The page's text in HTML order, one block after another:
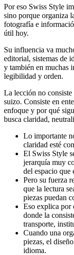
Por eso Swiss Style
sino porque organiza
fotografía e
útil hoy.
Su influencia va
editorial, sistemas de
y también en muchas
legibilidad y orden.
La lección no consiste
suizo. Consiste en
enfoque y por qué
busca claridad,
Lo importante
claridad esté
El Swiss Style
jerarquía muy
del espacio que
Pero su fuerza
que la lectura
piezas puedan
Eso explica por
donde la
transporte,
Cuando una
piezas, el
idioma.